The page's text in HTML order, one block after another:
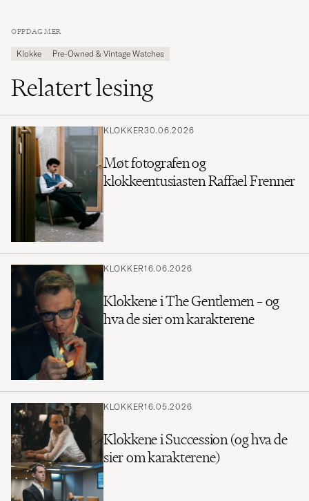
OPPDAG MER
Klokke Pre-Owned & Vintage Watches
Relatert lesing
KLOKKER30.06.2026
Møt fotografen og
klokkeentusiasten Raffael Frenner
KLOKKER16.06.2026
Klokkene i The Gentlemen – og
hva de sier om karakterene
KLOKKER16.05.2026
Klokkene i Succession (og hva de
sier om karakterene)